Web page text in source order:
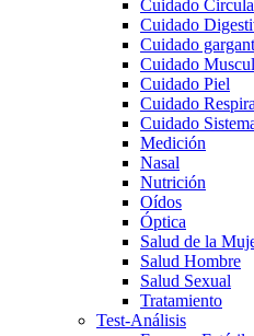
Cuidado
Cuidado
Cuidado
Cuidado
Cuidado Piel
Cuidado
Cuidado
Medición
Nasal
Nutrición
Oídos
Óptica
Salud de la
Salud Hombre
Salud Sexual
Tratamiento
Test-Análisis